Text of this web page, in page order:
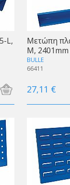
L,
Μετώπη
M,
BULLE
66411
27,11 €